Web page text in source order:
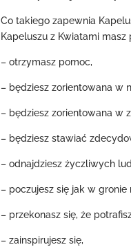
Co takiego zapewnia
Kapeluszu z Kwiatami masz
– otrzymasz pomoc,
– będziesz zorientowana w
– będziesz zorientowana w
– będziesz stawiać
– odnajdziesz życzliwych
– poczujesz się jak w gronie
– przekonasz się, że
– zainspirujesz się,